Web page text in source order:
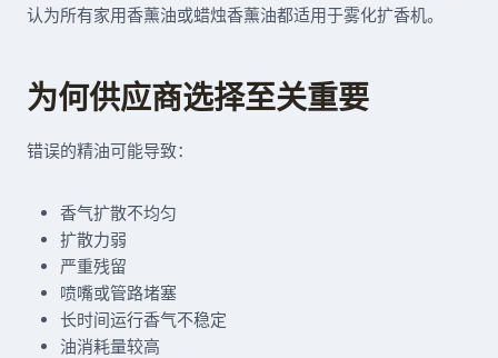
认为所有家用香薰油或蜡烛香薰油都适用于雾化扩香机。
为何供应商选择至关重要
错误的精油可能导致：
香气扩散不均匀
扩散力弱
严重残留
喷嘴或管路堵塞
长时间运行香气不稳定
油消耗量较高